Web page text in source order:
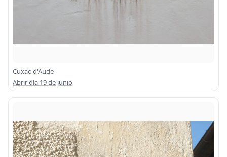
Cuxac-d'Aude
Abrir día 19 de junio